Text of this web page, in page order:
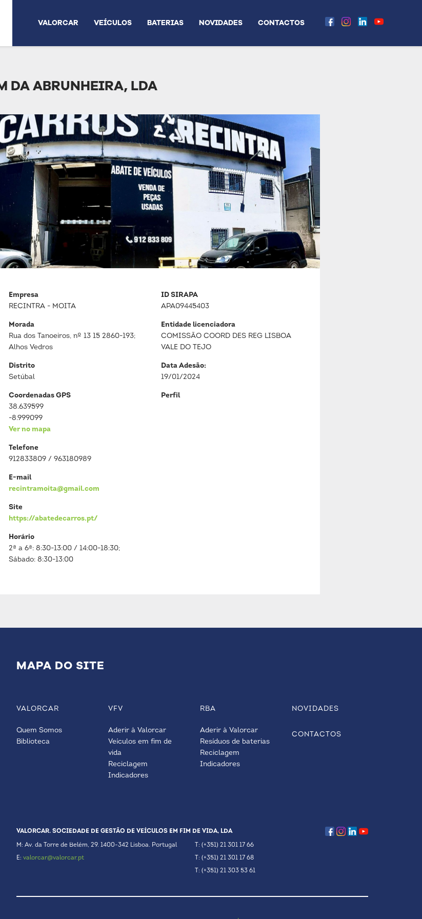
VALORCAR VEÍCULOS BATERIAS NOVIDADES CONTACTOS
DA ABRUNHEIRA, LDA
Empresa
RECINTRA - MOITA
Morada
Rua dos Tanoeiros, nº 13 15 2860-193;
Alhos Vedros
Distrito
Setúbal
Coordenadas GPS
38.639599
-8.999099
Ver no mapa
Telefone
912833809 / 963180989
E-mail
recintramoita@gmail.com
Site
https://abatedecarros.pt/
Horário
2ª a 6ª: 8:30-13:00 / 14:00-18:30;
Sábado: 8:30-13:00
ID SIRAPA
APA09445403
Entidade licenciadora
COMISSÃO COORD DES REG LISBOA
VALE DO TEJO
Data Adesão:
19/01/2024
Perfil
MAPA DO SITE
VALORCAR
Quem Somos
Biblioteca
VFV
Aderir à Valorcar
Veículos em fim de
vida
Reciclagem
Indicadores
RBA
Aderir à Valorcar
Resíduos de baterias
Reciclagem
Indicadores
NOVIDADES
CONTACTOS
VALORCAR. SOCIEDADE DE GESTÃO DE VEÍCULOS EM FIM DE VIDA, LDA
M: Av. da Torre de Belém, 29. 1400-342 Lisboa. Portugal
E: valorcar@valorcar.pt
T: (+351) 21 301 17 66
T: (+351) 21 301 17 68
T: (+351) 21 303 53 61